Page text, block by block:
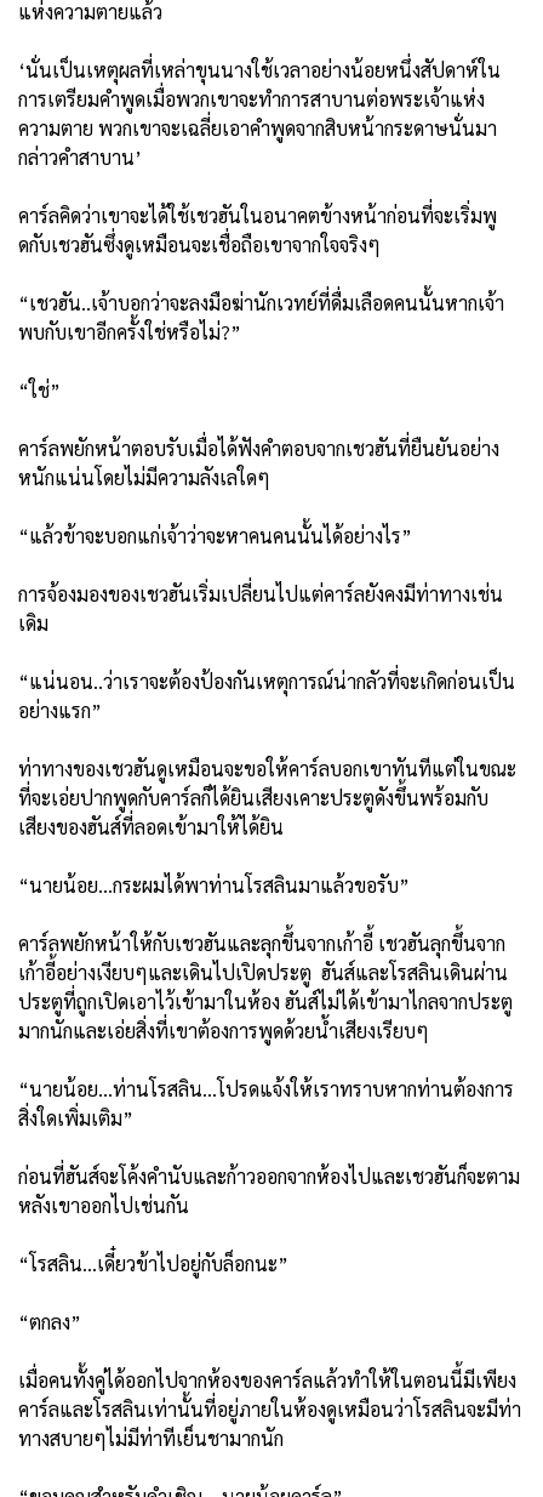
แห่งความตายแล้ว
‘นั่นเป็นเหตุผลที่เหล่าขุนนางใช้เวลาอย่างน้อยหนึ่งสัปดาห์ใน
การเตรียมคำพูดเมื่อพวกเขาจะทำการสาบานต่อพระเจ้าแห่ง
ความตาย พวกเขาจะเฉลี่ยเอาคำพูดจากสิบหน้ากระดาษนั่นมา
กล่าวคำสาบาน’
คาร์ลคิดว่าเขาจะได้ใช้เชวฮันในอนาคตข้างหน้าก่อนที่จะเริ่มพู
ดกับเชวฮันซึ่งดูเหมือนจะเชื่อถือเขาจากใจจริงๆ
“เชวฮัน..เจ้าบอกว่าจะลงมือฆ่านักเวทย์ที่ดื่มเลือดคนนั้นหากเจ้า
พบกับเขาอีกครั้งใช่หรือไม่?”
“ใช่”
คาร์ลพยักหน้าตอบรับเมื่อได้ฟังคำตอบจากเชวฮันที่ยืนยันอย่าง
หนักแน่นโดยไม่มีความลังเลใดๆ
“แล้วข้าจะบอกแก่เจ้าว่าจะหาคนคนนั้นได้อย่างไร”
การจ้องมองของเชวฮันเริ่มเปลี่ยนไปแต่คาร์ลยังคงมีท่าทางเช่น
เดิม
“แน่นอน..ว่าเราจะต้องป้องกันเหตุการณ์น่ากลัวที่จะเกิดก่อนเป็น
อย่างแรก”
ท่าทางของเชวฮันดูเหมือนจะขอให้คาร์ลบอกเขาทันทีแต่ในขณะ
ที่จะเอ่ยปากพูดกับคาร์ลก็ได้ยินเสียงเคาะประตูดังขึ้นพร้อมกับ
เสียงของฮันส์ที่ลอดเข้ามาให้ได้ยิน
“นายน้อย...กระผมได้พาท่านโรสลินมาแล้วขอรับ”
คาร์ลพยักหน้าให้กับเชวฮันและลุกขึ้นจากเก้าอี้ เชวฮันลุกขึ้นจาก
เก้าอี้อย่างเงียบๆและเดินไปเปิดประตู ฮันส์และโรสลินเดินผ่าน
ประตูที่ถูกเปิดเอาไว้เข้ามาในห้อง ฮันส์ไม่ได้เข้ามาไกลจากประตู
มากนักและเอ่ยสิ่งที่เขาต้องการพูดด้วยน้ำเสียงเรียบๆ
“นายน้อย...ท่านโรสลิน...โปรดแจ้งให้เราทราบหากท่านต้องการ
สิ่งใดเพิ่มเติม”
ก่อนที่ฮันส์จะโค้งคำนับและก้าวออกจากห้องไปและเชวฮันก็จะตาม
หลังเขาออกไปเช่นกัน
“โรสลิน...เดี๋ยวข้าไปอยู่กับล็อกนะ”
“ตกลง”
เมื่อคนทั้งคู่ได้ออกไปจากห้องของคาร์ลแล้วทำให้ในตอนนี้มีเพียง
คาร์ลและโรสลินเท่านั้นที่อยู่ภายในห้องดูเหมือนว่าโรสลินจะมีท่า
ทางสบายๆไม่มีท่าทีเย็นชามากนัก